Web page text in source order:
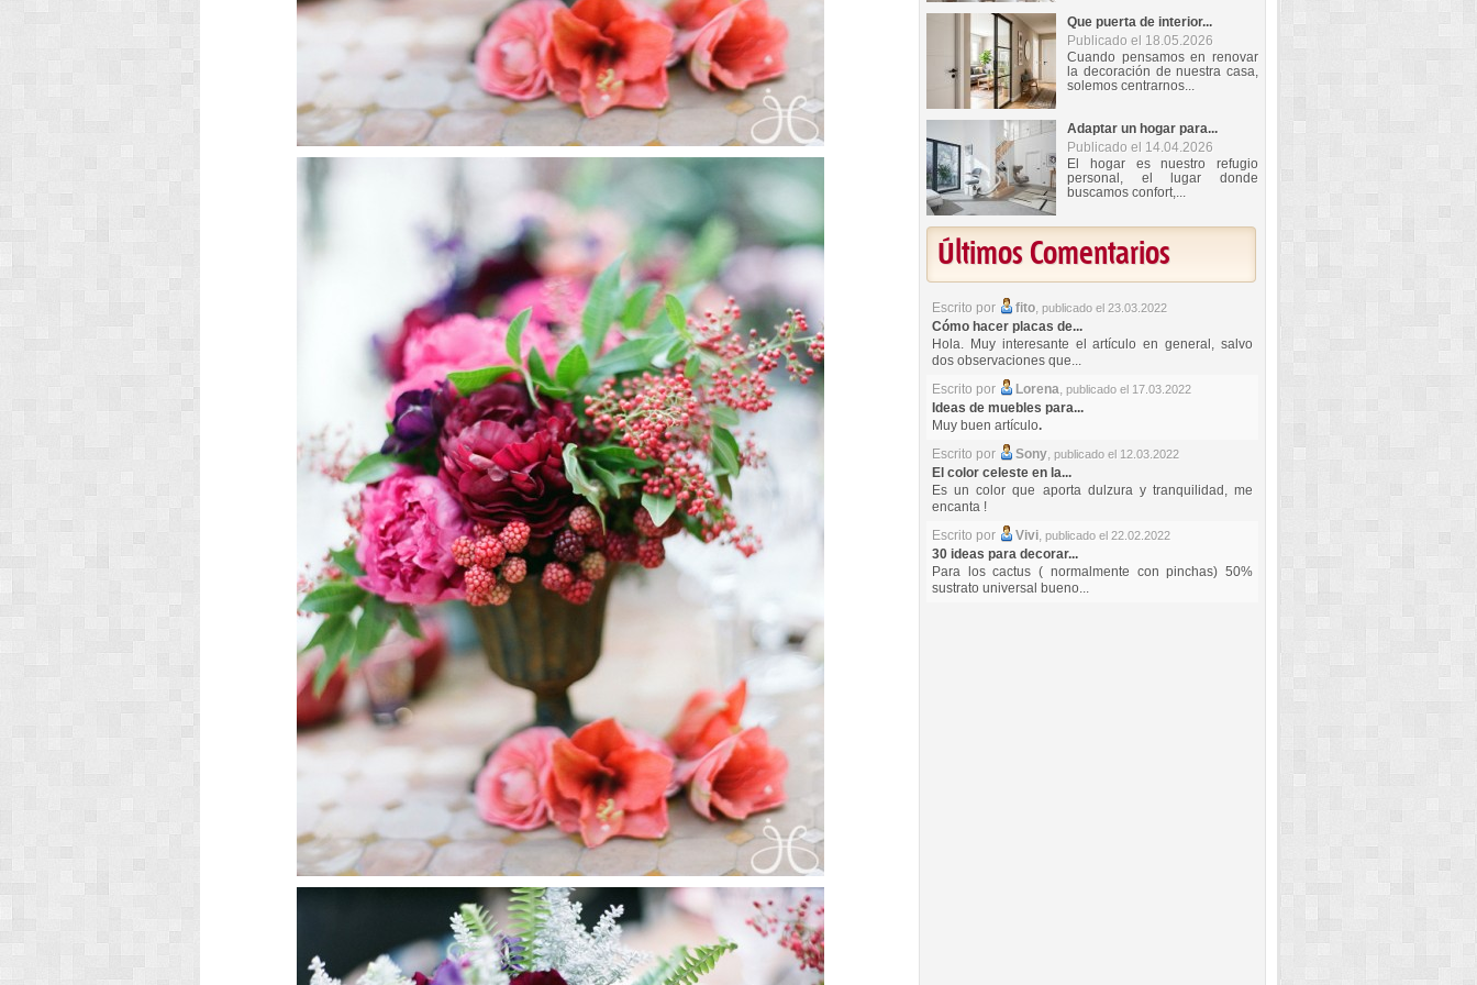
Que puerta de interior...
Publicado el 18.05.2026
Cuando pensamos en renovar
la decoración de nuestra casa,
solemos centrarnos...
Adaptar un hogar para...
Publicado el 14.04.2026
El hogar es nuestro refugio
personal, el lugar donde
buscamos confort,...
Últimos Comentarios
Escrito por fito, publicado el 23.03.2022
Cómo hacer placas de...
Hola. Muy interesante el artículo en general, salvo
dos observaciones que...
Escrito por
Lorena, publicado el 17.03.2022
Ideas de muebles para...
Muy buen artículo.
Escrito por
Sony, publicado el 12.03.2022
El color celeste en la...
Es un color que aporta dulzura y tranquilidad, me
encanta !
Escrito por
Vivi, publicado el 22.02.2022
30 ideas para decorar...
Para los cactus ( normalmente con pinchas) 50%
sustrato universal bueno...